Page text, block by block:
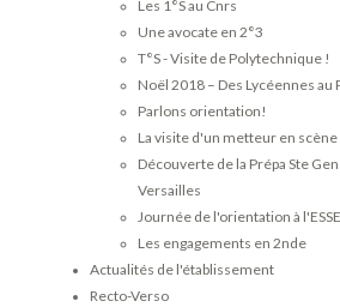
Les 1°S au Cnrs
Une avocate en 2°3
T°S - Visite de Polytechnique !
Noël 2018 – Des Lycéennes au
Parlons orientation!
La visite d'un metteur en scène
Découverte de la Prépa Ste
Versailles
Journée de l'orientation à
Les engagements en 2nde
Actualités de l'établissement
Recto-Verso